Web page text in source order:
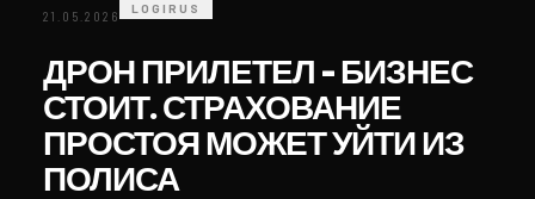
21.05.2026 LOGIRUS
ДРОН ПРИЛЕТЕЛ – БИЗНЕС
СТОИТ. СТРАХОВАНИЕ
ПРОСТОЯ МОЖЕТ УЙТИ ИЗ
ПОЛИСА